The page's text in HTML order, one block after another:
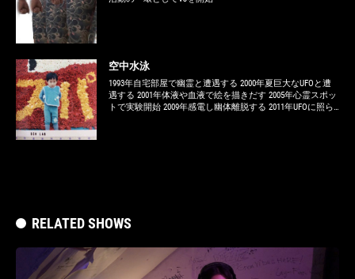
空中水泳
1993年自宅部屋で幽霊と遭遇する 2000年夏巨大なUFOと遭
遇する 2001年体液や血液で絵を描きだす 2005年心霊スポッ
トで実験開始 2009年感電し幽体離脱する 2011年UFOに照ら
RELATED SHOWS